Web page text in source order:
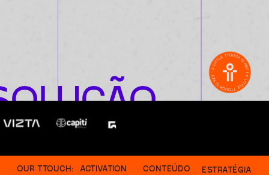
OUR TTOUCH: ACTIVATION CONTEÚDO ESTRATÉGIA